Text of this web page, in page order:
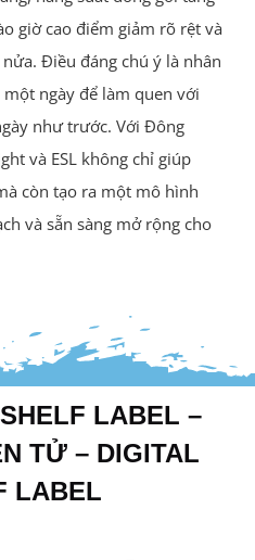
giờ cao điểm giảm rõ rệt và
Điều đáng chú ý là nhân
ngày để làm quen với
như trước. Với Đông
và ESL không chỉ giúp
còn tạo ra một mô hình
và sẵn sàng mở rộng cho
LABEL –
TỬ – DIGITAL
LABEL